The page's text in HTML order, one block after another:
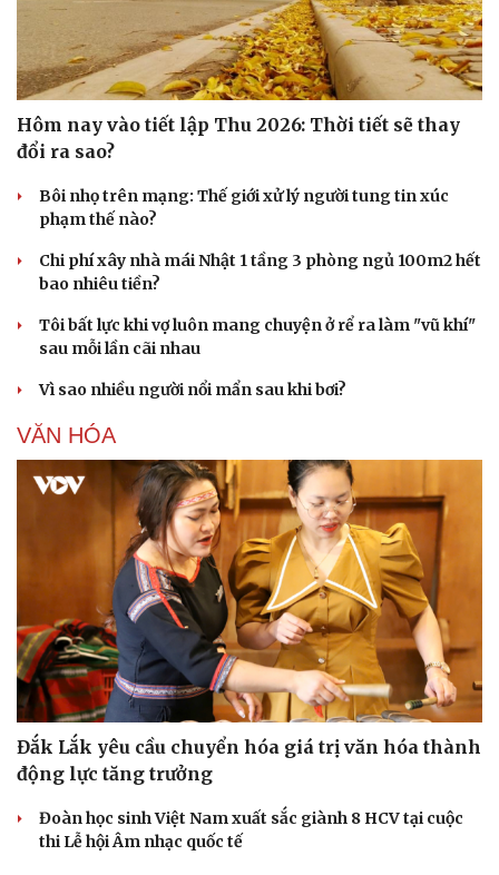
Dinh dưỡng - món ngon
Cây thuốc
Sản phụ khoa
Nhi khoa
Nam khoa
Phòng mạch online
Ăn sạch sống khỏe
Đời sống
Nhà đẹp
Blog
Tình yêu - Gia đình
Hôm nay vào tiết lập Thu 2026: Thời tiết sẽ thay
đổi ra sao?
Bôi nhọ trên mạng: Thế giới xử lý người tung tin xúc
phạm thế nào?
Chi phí xây nhà mái Nhật 1 tầng 3 phòng ngủ 100m2 hết
bao nhiêu tiền?
Tôi bất lực khi vợ luôn mang chuyện ở rể ra làm "vũ khí"
sau mỗi lần cãi nhau
Vì sao nhiều người nổi mẩn sau khi bơi?
VĂN HÓA
Đắk Lắk yêu cầu chuyển hóa giá trị văn hóa thành
động lực tăng trưởng
Đoàn học sinh Việt Nam xuất sắc giành 8 HCV tại cuộc
thi Lễ hội Âm nhạc quốc tế